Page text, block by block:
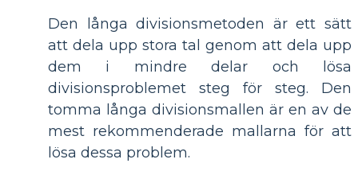
Den långa divisionsmetoden är ett sätt
att dela upp stora tal genom att dela upp
dem i mindre delar och lösa
divisionsproblemet steg för steg. Den
tomma långa divisionsmallen är en av de
mest rekommenderade mallarna för att
lösa dessa problem.